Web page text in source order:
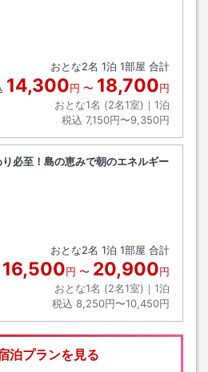
おとな2名 1泊 1部屋 合計
14,300円 〜 18,700円
おとな1名 (2名1室)｜ 1泊
税込 7,150円〜9,350円
り必至！島の恵みで朝のエネルギー
おとな2名 1泊 1部屋 合計
16,500円 〜 20,900円
おとな1名 (2名1室)｜ 1泊
税込 8,250円〜10,450円
泊プランを見る